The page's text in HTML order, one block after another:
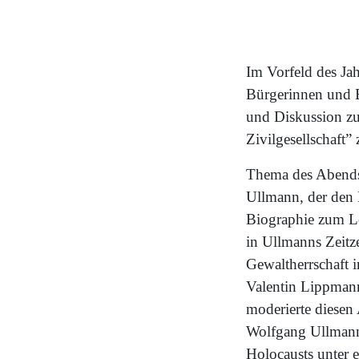
Im Vorfeld des
Bürgerinnen und
und Diskussion
Zivilgesellschaft”
Thema des
Ullmann, der den
Biographie zum
in Ullmanns
Gewaltherrschaft
Valentin
moderierte diesen
Wolfgang
Holocausts unter